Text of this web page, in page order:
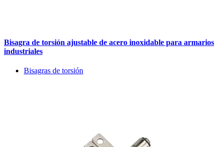
Bisagra de torsión ajustable de acero inoxidable para armarios
industriales
Bisagras de torsión